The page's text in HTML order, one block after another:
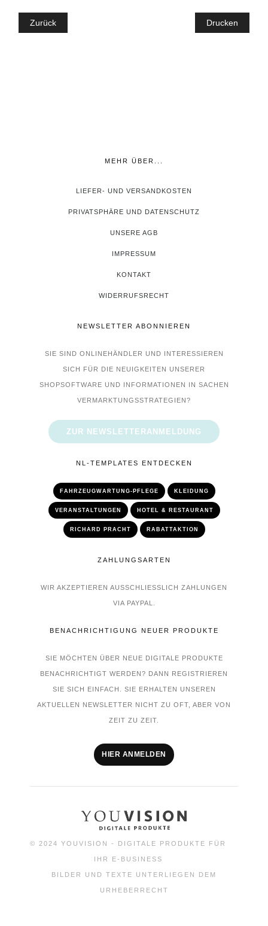
Zurück Drucken
MEHR ÜBER...
LIEFER- UND VERSANDKOSTEN
PRIVATSPHÄRE UND DATENSCHUTZ
UNSERE AGB
IMPRESSUM
KONTAKT
WIDERRUFSRECHT
NEWSLETTER ABONNIEREN
SIE SIND ONLINEHÄNDLER UND INTERESSIEREN
SICH FÜR DIE NEUIGKEITEN UNSERER
SHOPSOFTWARE UND INFORMATIONEN IN SACHEN
VERMARKTUNGSSTRATEGIEN?
ZUR NEWSLETTERANMELDUNG
NL-TEMPLATES ENTDECKEN
FAHRZEUGWARTUNG-PFLEGE KLEIDUNG
VERANSTALTUNGEN HOTEL & RESTAURANT
RICHARD PRACHT RABATTAKTION
ZAHLUNGSARTEN
WIR AKZEPTIEREN AUSSCHLIESSLICH ZAHLUNGEN V
IA PAYPAL.
BENACHRICHTIGUNG NEUER PRODUKTE
SIE MÖCHTEN ÜBER NEUE DIGITALE PRODUKTE
BENACHRICHTIGT WERDEN? DANN REGISTRIEREN
SIE SICH EINFACH. SIE ERHALTEN UNSEREN
AKTUELLEN NEWSLETTER NICHT ZU OFT, ABER VON
ZEIT ZU ZEIT.
HIER ANMELDEN
© 2024 YOUVISION - DIGITALE PRODUKTE FÜR
IHR E-BUSINESS
BILDER UND TEXTE UNTERLIEGEN DEM
URHEBERRECHT